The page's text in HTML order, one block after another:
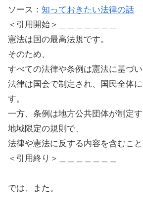
ソース： 知っておきたい法律の話
＜引用開始＞＿＿＿＿＿＿＿
憲法は国の最高法規です。
そのため、
すべての法律や条例は憲法に基づい
法律は国会で制定され、国民全体
す。
一方、条例は地方公共団体が制定
地域限定の規則で、
法律や憲法に反する内容を含むこと
＜引用終り＞＿＿＿＿＿＿＿
では、また。